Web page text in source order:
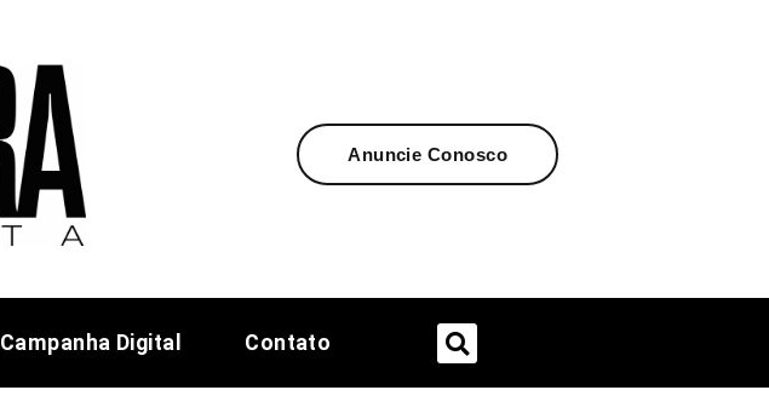
Anuncie Conosco
Campanha Digital Contato